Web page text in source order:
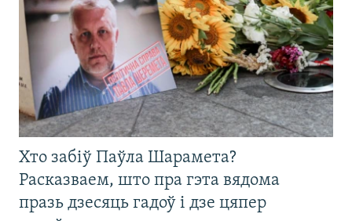
Хто забіў Паўла Шарамета?
Расказваем, што пра гэта вядома
празь дзесяць гадоў і дзе цяпер